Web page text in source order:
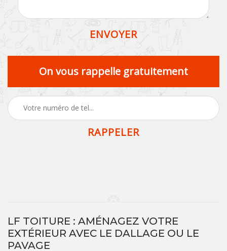
On vous rappelle gratuitement
LF TOITURE : AMÉNAGEZ VOTRE
EXTÉRIEUR AVEC LE DALLAGE OU LE
PAVAGE